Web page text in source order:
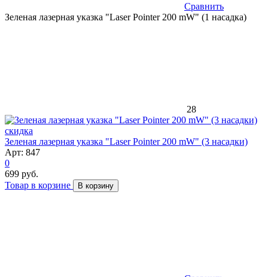
Сравнить
Зеленая лазерная указка "Laser Pointer 200 mW" (1 насадка)
28
скидка
Зеленая лазерная указка "Laser Pointer 200 mW" (3 насадки)
Арт: 847
0
699 руб.
Товар в корзине
В корзину